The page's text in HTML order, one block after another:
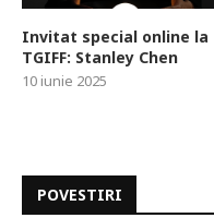
Invitat special online la
TGIFF: Stanley Chen
10 iunie 2025
POVESTIRI